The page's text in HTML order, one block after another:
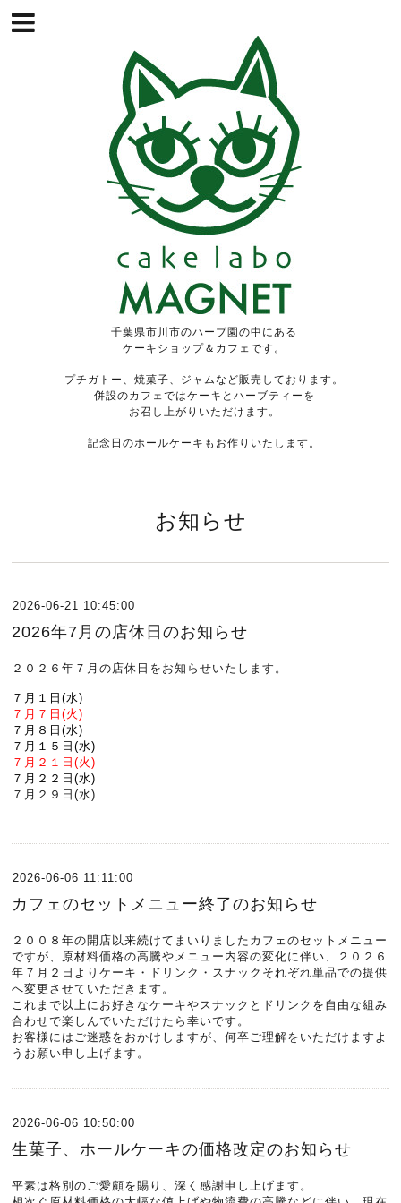
千葉県市川市のハーブ園の中にある
ケーキショップ＆カフェです。
プチガトー、焼菓子、ジャムなど販売しております。
併設のカフェではケーキとハーブティーを
お召し上がりいただけます。
記念日のホールケーキもお作りいたします。
お知らせ
2026-06-21 10:45:00
2026年7月の店休日のお知らせ
２０２６年７月の店休日をお知らせいたします。
７月１日(水)
７月７日(火)
７月８日(水)
７月１５日(水)
７月２１日(火)
７月２２日(水)
７月２９日(水)
2026-06-06 11:11:00
カフェのセットメニュー終了のお知らせ
２００８年の開店以来続けてまいりましたカフェのセットメニュー
ですが、原材料価格の高騰やメニュー内容の変化に伴い、２０２６
年７月２日よりケーキ・ドリンク・スナックそれぞれ単品での提供
へ変更させていただきます。
これまで以上にお好きなケーキやスナックとドリンクを自由な組み
合わせで楽しんでいただけたら幸いです。
お客様にはご迷惑をおかけしますが、何卒ご理解をいただけますよ
うお願い申し上げます。
2026-06-06 10:50:00
生菓子、ホールケーキの価格改定のお知らせ
平素は格別のご愛顧を賜り、深く感謝申し上げます。